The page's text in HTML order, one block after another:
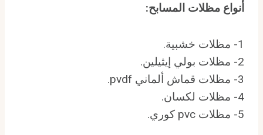
أنواع مظلات المسابح:
1- مظلات خشبية.
2- مظلات بولي إيثيلين.
3- مظلات قماش ألماني pvdf.
4- مظلات لكسان.
5- مظلات pvc كوري.